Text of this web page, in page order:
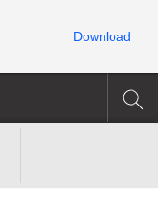
Download